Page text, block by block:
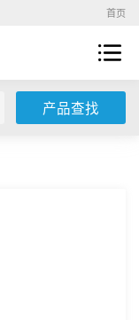
首页
产品查找